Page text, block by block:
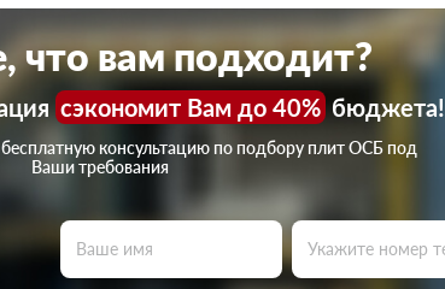
что вам подходит?
сэкономит Вам до 40% бюджета!
бесплатную консультацию по подбору плит ОСБ под
Ваши требования